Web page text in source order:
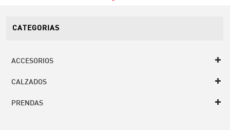
CATEGORIAS
ACCESORIOS
CALZADOS
PRENDAS